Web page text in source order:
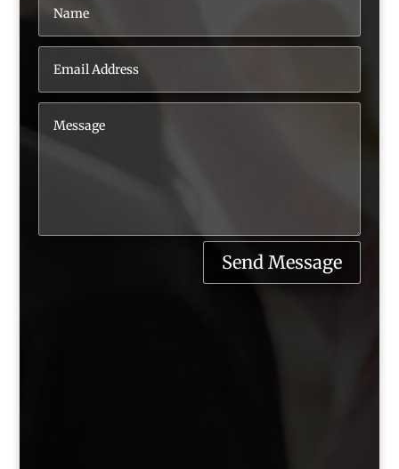
Send Message